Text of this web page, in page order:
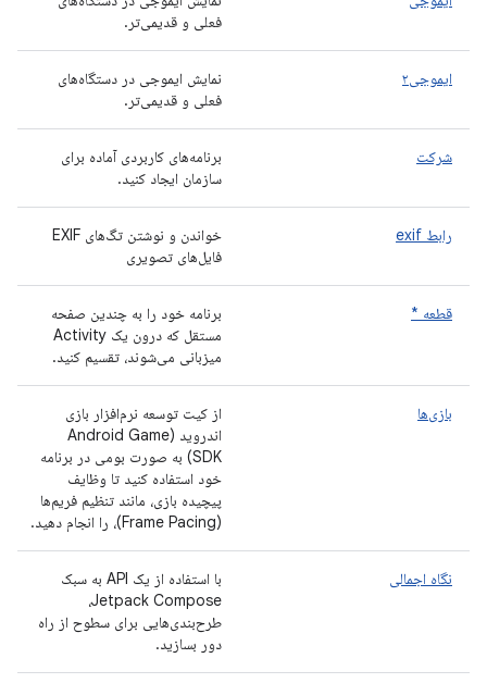
فعلی و قدیمی‌تر.
ایموجی۲
نمایش ایموجی در دستگاه‌های
فعلی و قدیمی‌تر.
شرکت
برنامه‌های کاربردی آماده برای
سازمان ایجاد کنید.
رابط exif
فایل‌های تصویری
قطعه *
برنامه خود را به چندین صفحه
مستقل که درون یک Activity
میزبانی می‌شوند، تقسیم کنید.
بازی‌ها
از کیت توسعه نرم‌افزار بازی
اندروید (Android Game
SDK) به صورت بومی در برنامه
خود استفاده کنید تا وظایف
پیچیده بازی، مانند تنظیم فریم‌ها
(Frame Pacing)، را انجام دهید.
نگاه اجمالی
با استفاده از یک API به سبک
Jetpack Compose،
طرح‌بندی‌هایی برای سطوح از راه
دور بسازید.